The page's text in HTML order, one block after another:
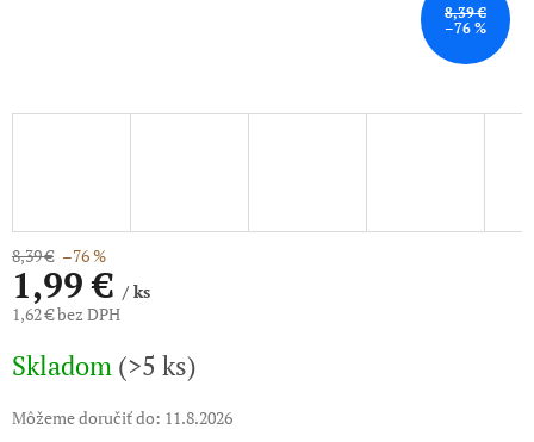
8,39 €
–76 %
8,39 € –76 %
1,99 €/ ks
1,62 € bez DPH
cena:
Skladom (>5 ks)
Môžeme doručiť do: 11.8.2026